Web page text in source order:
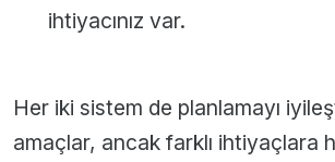
ihtiyacınız var.
Her iki sistem de planlamayı
amaçlar, ancak farklı ihtiyaçlara